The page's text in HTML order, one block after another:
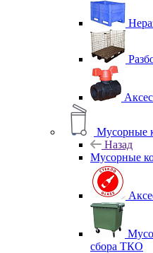
Мусорные
Назад
Мусорные
сбора ТКО